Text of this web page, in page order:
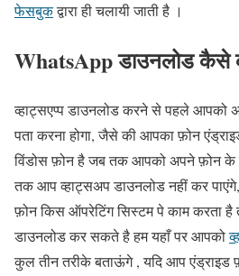
फेसबुकद्वारा ही चलायी जाती है ।
WhatsApp डाउनलोड कैसे
व्हाट्सएप्प डाउनलोड करने से पहले आपको
पता करना होगा, जैसे की आपका फ़ोन
विंडोस फ़ोन है जब तक आपको अपने फ़ोन के
तक आप व्हाट्सअप डाउनलोड नहीं कर
फ़ोन किस ऑपरेटिंग सिस्टम पे काम करता है
डाउनलोड कर सकते है हम यहाँ पर आपको
कुल तीन तरीके बताऊंगे , यदि आप एंड्राइड